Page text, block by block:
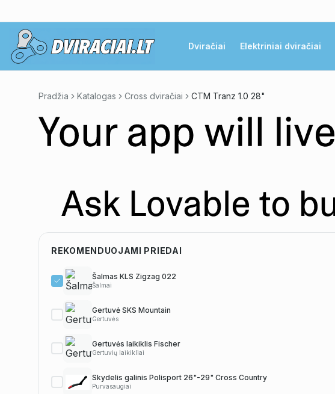
Dviračiai Elektriniai dviračiai
Pradžia Katalogas Cross dviračiai CTM Tranz 1.0 28"
REKOMENDUOJAMI PRIEDAI
Šalmas KLS Zigzag 022
Šalmai
Gertuvė SKS Mountain
Gertuvės
Gertuvės laikiklis Fischer
Gertuvių laikikliai
Skydelis galinis Polisport 26"-29" Cross Country
Purvasaugiai